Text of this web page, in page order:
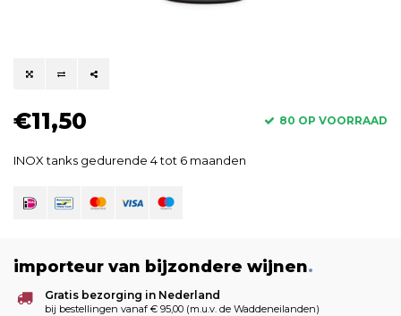
€11,50 80 OP VOORRAAD
INOX tanks gedurende 4 tot 6 maanden
importeur van bijzondere wijnen.
Gratis bezorging in Nederland
bij bestellingen vanaf € 95,00 (m.u.v. de Waddeneilanden)